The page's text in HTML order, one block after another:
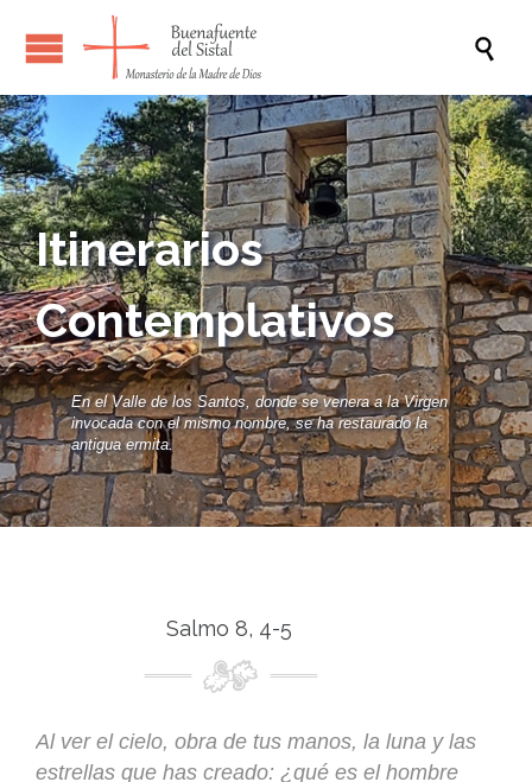

Itinerarios
Contemplativos
En el Valle de los Santos, donde se venera a la Virgen
invocada con el mismo nombre, se ha restaurado la
antigua ermita.
Salmo 8, 4-5
Al ver el cielo, obra de tus manos, la luna y las
estrellas que has creado: ¿qué es el hombre